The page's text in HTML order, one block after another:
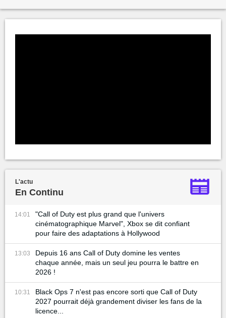
L'actu
En Continu
14:01
"Call of Duty est plus grand que l'univers
cinématographique Marvel", Xbox se dit confiant
pour faire des adaptations à Hollywood
13:03
Depuis 16 ans Call of Duty domine les ventes
chaque année, mais un seul jeu pourra le battre en
2026 !
10:31
Black Ops 7 n'est pas encore sorti que Call of Duty
2027 pourrait déjà grandement diviser les fans de la
licence...